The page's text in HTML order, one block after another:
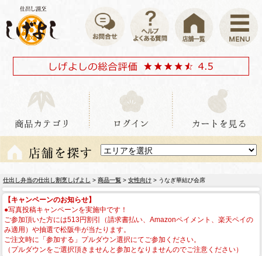
仕出し弁当の仕出し割烹しげよし > 商品一覧 > 女性向け > うなぎ華結び会席
【キャンペーンのお知らせ】
●写真投稿キャンペーンを実施中です！
ご参加頂いた方には513円割引（請求書払い、Amazonペイメント、楽天ペイの
み適用）や抽選で松阪牛が当たります。
ご注文時に「参加する」プルダウン選択にてご参加ください。
（プルダウンをご選択頂きませんと参加となりませんのでご注意ください）